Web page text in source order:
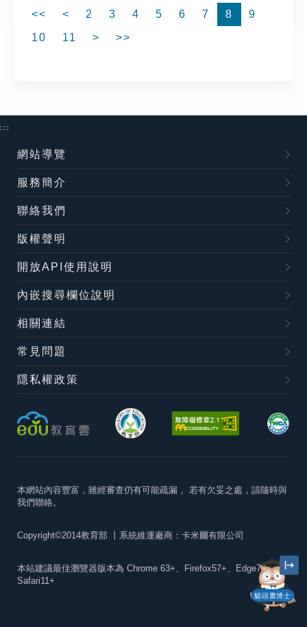
<< < 2 3 4 5 6 7 8
9
10
11 > >>
貓頭鷹博士
:::
網站導覽
服務簡介
聯絡我們
版權聲明
開放API使用說明
內嵌搜尋欄位說明
相關連結
常見問題
隱私權政策
本網站內容豐富，雖經審查仍有可能疏漏， 若有欠妥之處，請隨時與
我們聯絡。
Copyright©2014教育部 丨系統維運廠商：卡米爾有限公司
本站建議最佳瀏覽器版本為 Chrome 63+、Firefox57+、Edge79+及
Safari11+